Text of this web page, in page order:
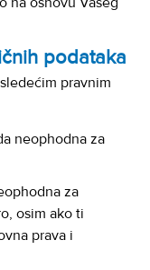
podataka
pravnim
neophodna za
za
osim ako ti
prava i